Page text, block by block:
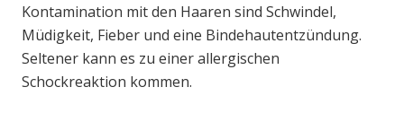
Kontamination mit den Haaren sind Schwindel,
Müdigkeit, Fieber und eine Bindehautentzündung.
Seltener kann es zu einer allergischen
Schockreaktion kommen.